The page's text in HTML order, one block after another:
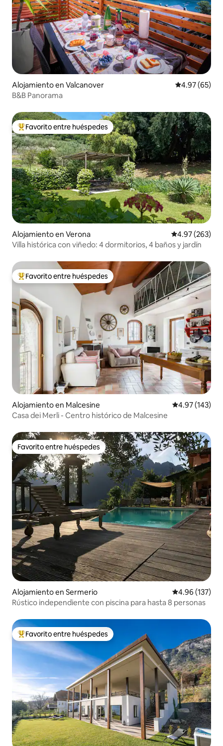
Alojamiento en Valcanover Calificación
4.97 (65)
B&B Panorama
Favorito entre huéspedes preferido
Favorito entre huéspedes
Alojamiento en Verona Calificación
4.97 (263)
Villa histórica con viñedo: 4 dormitorios, 4 baños y jardín
Favorito entre huéspedes preferido
Favorito entre huéspedes
Alojamiento en Malcesine Calificación
4.97 (143)
Casa dei Merli - Centro histórico de Malcesine
Favorito entre huéspedes
Favorito entre huéspedes
Alojamiento en Sermerio Calificación
4.96 (137)
Rústico independiente con piscina para hasta 8 personas
Favorito entre huéspedes preferido
Favorito entre huéspedes